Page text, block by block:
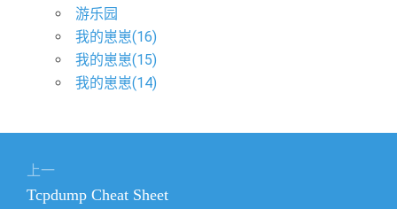
游乐园
我的崽崽(16)
我的崽崽(15)
我的崽崽(14)
上一
上
Tcpdump Cheat Sheet